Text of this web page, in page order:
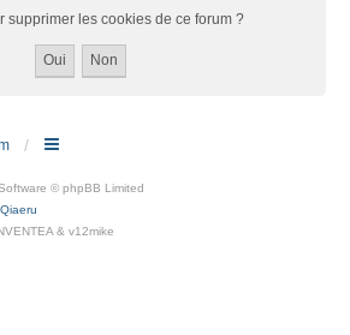
supprimer les cookies de ce forum ?
© phpBB Limited
Qiaeru
& v12mike